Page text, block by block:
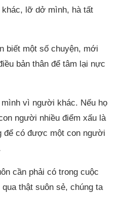
lỡ dở mình, hà tất
biết một số chuyện, mới
bản thân để tâm lại nực
vì người khác. Nếu họ
người nhiều điểm xấu là
để có được một con người
cần phải có trong cuộc
thật suôn sẻ, chúng ta